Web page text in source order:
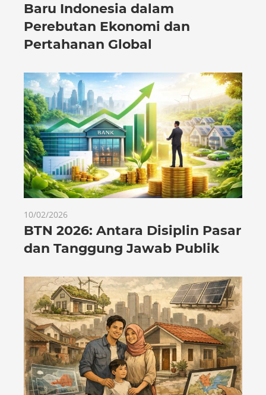
Baru Indonesia dalam
Perebutan Ekonomi dan
Pertahanan Global
10/02/2026
BTN 2026: Antara Disiplin Pasar
dan Tanggung Jawab Publik